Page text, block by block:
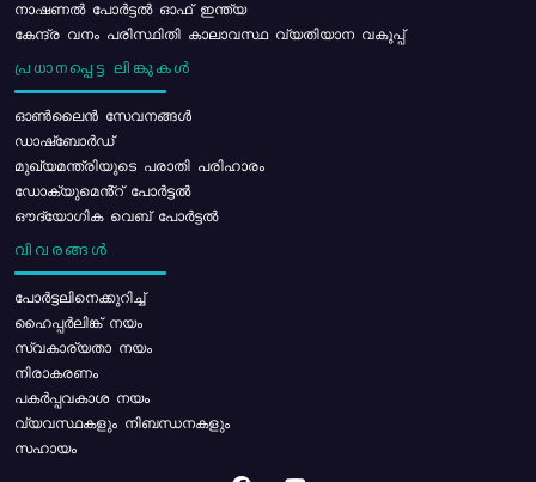
നാഷണൽ പോർട്ടൽ ഓഫ് ഇന്ത്യ
കേന്ദ്ര വനം പരിസ്ഥിതി കാലാവസ്ഥ വ്യതിയാന വകുപ്പ്
പ്രധാനപ്പെട്ട ലിങ്കുകൾ
ഓൺലൈൻ സേവനങ്ങൾ
ഡാഷ്ബോർഡ്
മുഖ്യമന്ത്രിയുടെ പരാതി പരിഹാരം
ഡോക്യുമെൻ്റ് പോർട്ടൽ
ഔദ്യോഗിക വെബ് പോർട്ടൽ
വിവരങ്ങൾ
പോര്‍ട്ടലിനെക്കുറിച്ച്
ഹൈപ്പർലിങ്ക് നയം
സ്വകാര്യതാ നയം
നിരാകരണം
പകർപ്പവകാശ നയം
വ്യവസ്ഥകളും നിബന്ധനകളും
സഹായം